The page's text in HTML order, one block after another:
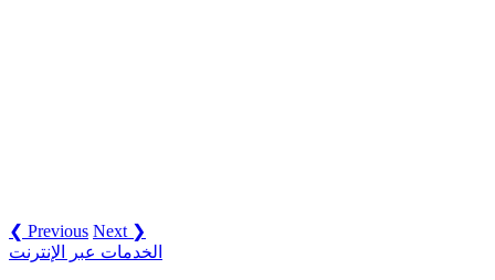
❮ Previous Next ❯
الخدمات عبر الإنترنت